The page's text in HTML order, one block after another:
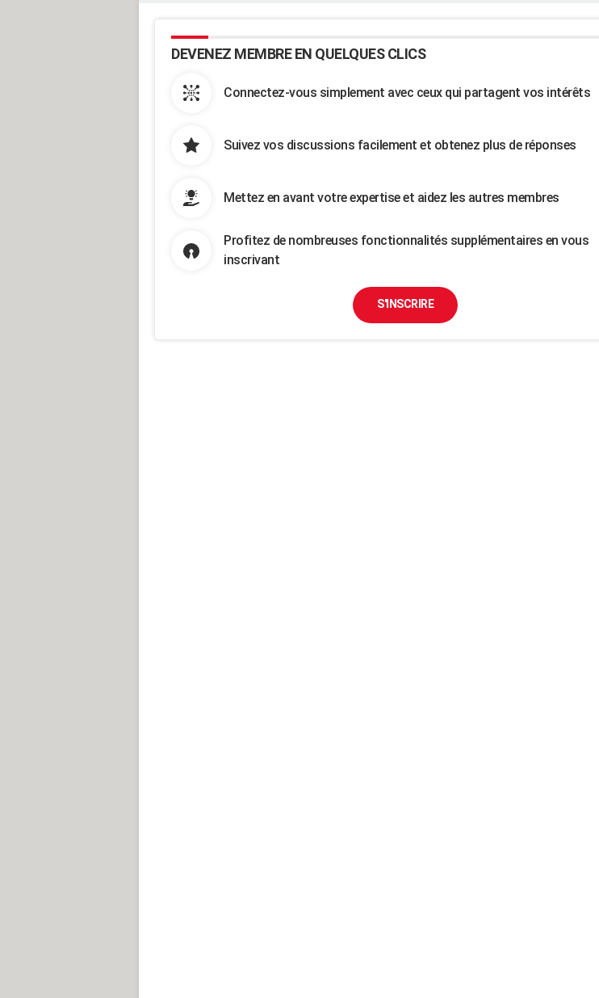
DEVENEZ MEMBRE EN QUELQUES CLICS
Connectez-vous simplement avec ceux qui partagent vos intérêts
Suivez vos discussions facilement et obtenez plus de réponses
Mettez en avant votre expertise et aidez les autres membres
Profitez de nombreuses fonctionnalités supplémentaires en vous
inscrivant
S'INSCRIRE